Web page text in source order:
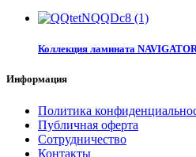
Коллекция ламината
Информация
Политика
Публичная оферта
Сотрудничество
Контакты